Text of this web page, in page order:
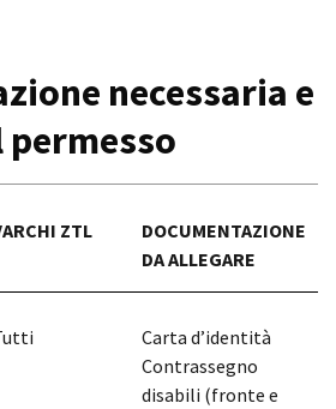
necessaria e
ZTL
DOCUMENTAZIONE
DA ALLEGARE
Carta d’identità
Contrassegno
disabili (fronte e